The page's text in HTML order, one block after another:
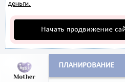
деньги.
Начать продвижение
ПЛАНИРОВАНИЕ